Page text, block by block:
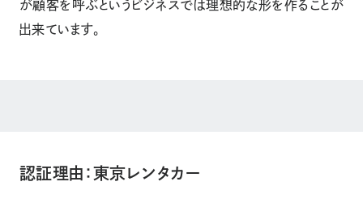
が顧客を呼ぶというビジネスでは理想的な形を作ることが
出来ています。
認証理由：東京レンタカー